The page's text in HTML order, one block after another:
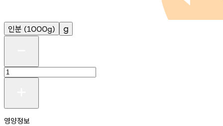
인분 (1000g) g
영양정보